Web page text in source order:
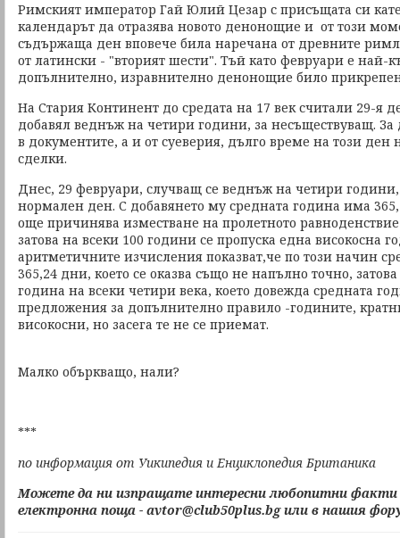
Римският император Гай Юлий Цезар с присъщата си
календарът да отразява новото денонощие и от този
съдържаща ден вповече била наречана от древните
от латински - "вторият шести". Тъй като февруари е най-
допълнително, изравнително денонощие било
На Стария Континент до средата на 17 век считали 29-я
добавял веднъж на четири години, за несъществуващ. За
в документите, а и от суеверия, дълго време на този ден
сделки.
Днес, 29 февруари, случващ се веднъж на четири
нормален ден. С добавянето му средната година има
още причинява изместване на пролетното
затова на всеки 100 години се пропуска една високосна
аритметичните изчисления показват,че по този начин
365,24 дни, което се оказва също не напълно точно,
година на всеки четири века, което довежда средната
предложения за допълнително правило -годините,
високосни, но засега те не се приемат.
Малко объркващо, нали?
***
по информация от Уикипедия и Енциклопедия Британика
Можете да ни изпращате интересни любопитни факти
електронна поща - avtor@club50plus.bg или в нашия